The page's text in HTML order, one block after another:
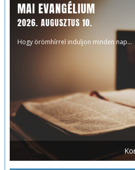
MAI EVANGÉLIUM
2026. AUGUSZTUS 10.
Hogy örömhírrel induljon minden nap...